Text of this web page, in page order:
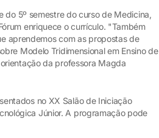
do 5º semestre do curso de Medicina,
enriquece o currículo. "Também
aprendemos com as propostas de
Modelo Tridimensional em Ensino de
da professora Magda
no XX Salão de Iniciação
Júnior. A programação pode